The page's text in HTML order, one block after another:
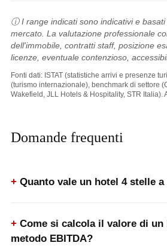
ⓘ I range indicati sono indicativi e
mercato. La valutazione professionale
dell'immobile, contratti staff, posizione
licenze, eventuale contenzioso,
Fonti dati: ISTAT (statistiche arrivi e presenze
(turismo internazionale), benchmark di settore
Wakefield, JLL Hotels & Hospitality, STR Italia).
Domande frequenti
Quanto vale un hotel 4 stelle a
Come si calcola il valore di un
metodo EBITDA?